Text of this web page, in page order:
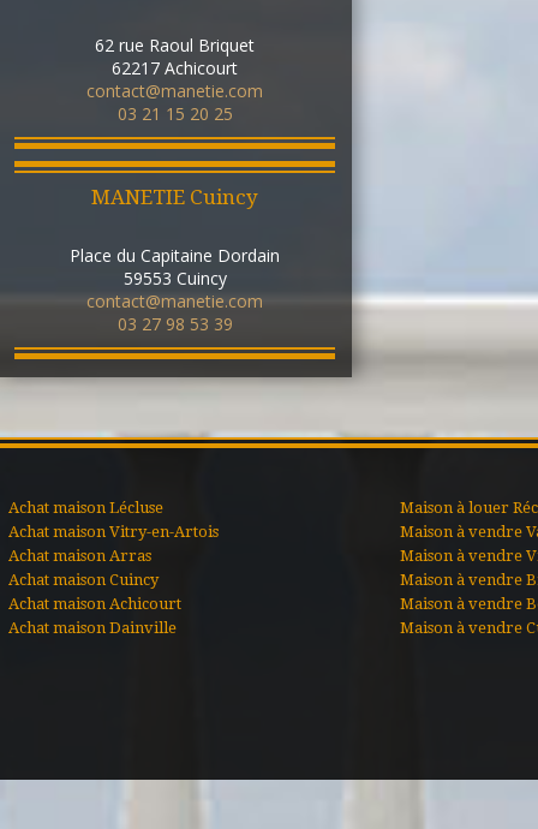
62 rue Raoul Briquet
62217 Achicourt
contact@manetie.com
03 21 15 20 25
MANETIE Cuincy
Place du Capitaine Dordain
59553 Cuincy
contact@manetie.com
03 27 98 53 39
Achat maison Lécluse
Achat maison Vitry-en-Artois
Achat maison Arras
Achat maison Cuincy
Achat maison Achicourt
Achat maison Dainville
Maison à louer
Maison à vendre
Maison à vendre
Maison à vendre
Maison à vendre
Maison à vendre